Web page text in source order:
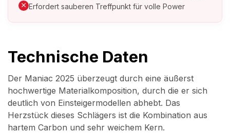
Erfordert sauberen Treffpunkt für volle Power
Technische Daten
Der Maniac 2025 überzeugt durch eine äußerst
hochwertige Materialkomposition, durch die er sich
deutlich von Einsteigermodellen abhebt. Das
Herzstück dieses Schlägers ist die Kombination aus
hartem Carbon und sehr weichem Kern.